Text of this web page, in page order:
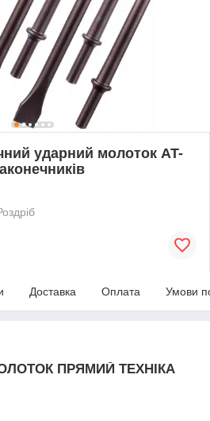
ударний молоток AT-
Доставка Оплата Умови
ПРЯМИЙ ТЕХНІКА